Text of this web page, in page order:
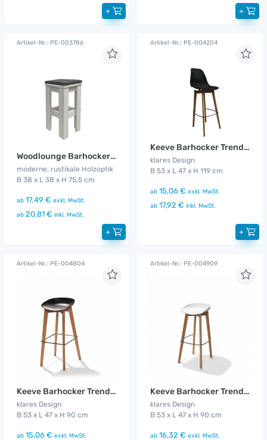
+ +
Artikel-Nr.: PE-003786
Woodlounge Barhocker mit Kissen
moderne, rustikale Holzoptik
B 38 x L 38 x H 75,5 cm
ab 17,49 € exkl. MwSt.
ab 20,81 € inkl. MwSt.
+
Artikel-Nr.: PE-004204
Keeve Barhocker Trendy schwarz
klares Design
B 53 x L 47 x H 119 cm
ab 15,06 € exkl. MwSt.
ab 17,92 € inkl. MwSt.
+
Artikel-Nr.: PE-004804
Keeve Barhocker Trendy schwarz flach
klares Design
B 53 x L 47 x H 90 cm
ab 15,06 € exkl. MwSt.
Artikel-Nr.: PE-004909
Keeve Barhocker Trendy weiß flach
klares Design
B 53 x L 47 x H 90 cm
ab 16,32 € exkl. MwSt.